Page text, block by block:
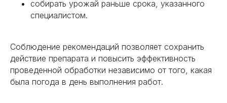
собирать урожай раньше срока, указанного
специалистом.
Соблюдение рекомендаций позволяет сохранить
действие препарата и повысить эффективность
проведенной обработки независимо от того, какая
была погода в день выполнения работ.